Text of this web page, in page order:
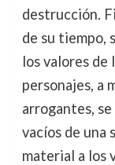
destrucción.
de su tiempo,
los valores de
personajes, a
arrogantes,
vacíos de una
material a los